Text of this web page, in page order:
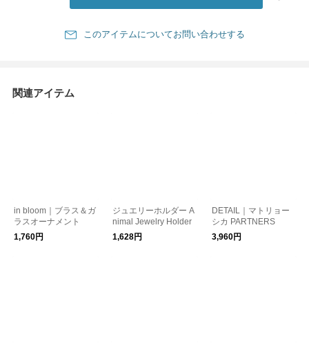
このアイテムについてお問い合わせする
関連アイテム
in bloom｜ブラス＆ガ
ラスオーナメント
1,760円
ジュエリーホルダー A
nimal Jewelry Holder
1,628円
DETAIL｜マトリョー
シカ PARTNERS
3,960円